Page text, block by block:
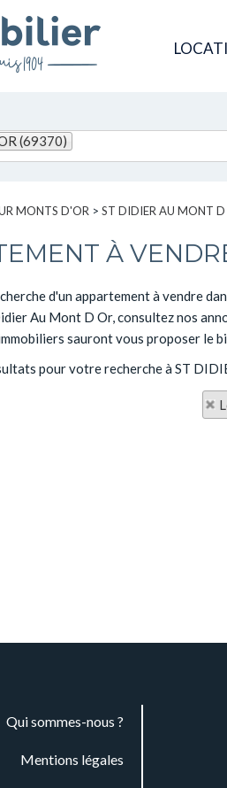
(69370)
MONTS D'OR > ST DIDIER AU MONT D
À
d'un appartement à vendre
Au Mont D Or, consultez nos
sauront vous proposer le
pour votre recherche à ST
Qui sommes-nous ?
Mentions légales